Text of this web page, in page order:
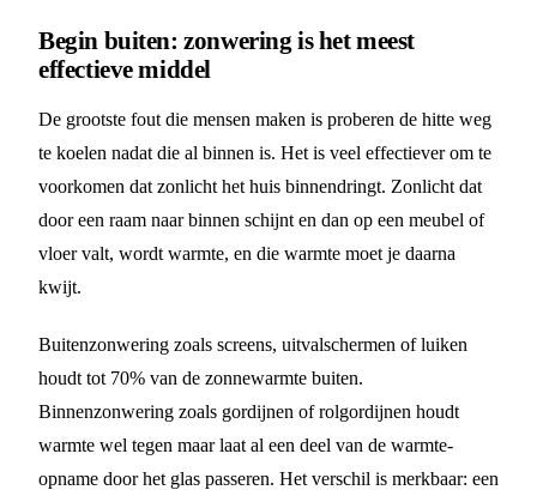
Begin buiten: zonwering is het meest
effectieve middel
De grootste fout die mensen maken is proberen de hitte weg
te koelen nadat die al binnen is. Het is veel effectiever om te
voorkomen dat zonlicht het huis binnendringt. Zonlicht dat
door een raam naar binnen schijnt en dan op een meubel of
vloer valt, wordt warmte, en die warmte moet je daarna
kwijt.
Buitenzonwering zoals screens, uitvalschermen of luiken
houdt tot 70% van de zonnewarmte buiten.
Binnenzonwering zoals gordijnen of rolgordijnen houdt
warmte wel tegen maar laat al een deel van de warmte-
opname door het glas passeren. Het verschil is merkbaar: een